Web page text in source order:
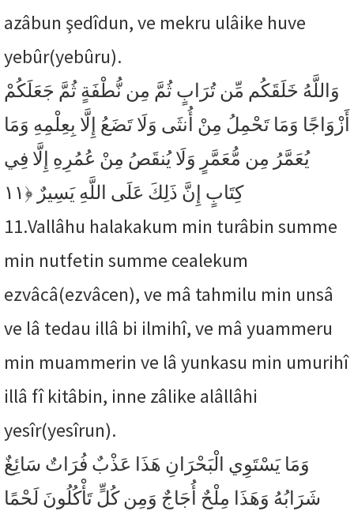
azâbun şedîdun, ve mekru ulâike huve
yebûr(yebûru).
وَاللَّهُ خَلَقَكُم مِّن تُرَابٍ ثُمَّ مِن نُّطْفَةٍ ثُمَّ جَعَلَكُمْ
أَزْوَاجًا وَمَا تَحْمِلُ مِنْ أُنثَى وَلَا تَضَعُ إِلَّا بِعِلْمِهِ وَمَا
يُعَمَّرُ مِن مُّعَمَّرٍ وَلَا يُنقَصُ مِنْ عُمُرِهِ إِلَّا فِي
كِتَابٍ إِنَّ ذَلِكَ عَلَى اللَّهِ يَسِيرٌ ﴿١١
11.Vallâhu halakakum min turâbin summe
min nutfetin summe cealekum
ezvâcâ(ezvâcen), ve mâ tahmilu min unsâ
ve lâ tedau illâ bi ilmihî, ve mâ yuammeru
min muammerin ve lâ yunkasu min umurihî
illâ fî kitâbin, inne zâlike alâllâhi
yesîr(yesîrun).
وَمَا يَسْتَوِي الْبَحْرَانِ هَذَا عَذْبٌ فُرَاتٌ سَائِغٌ
شَرَابُهُ وَهَذَا مِلْحٌ أُجَاجٌ وَمِن كُلٍّ تَأْكُلُونَ لَحْمًا